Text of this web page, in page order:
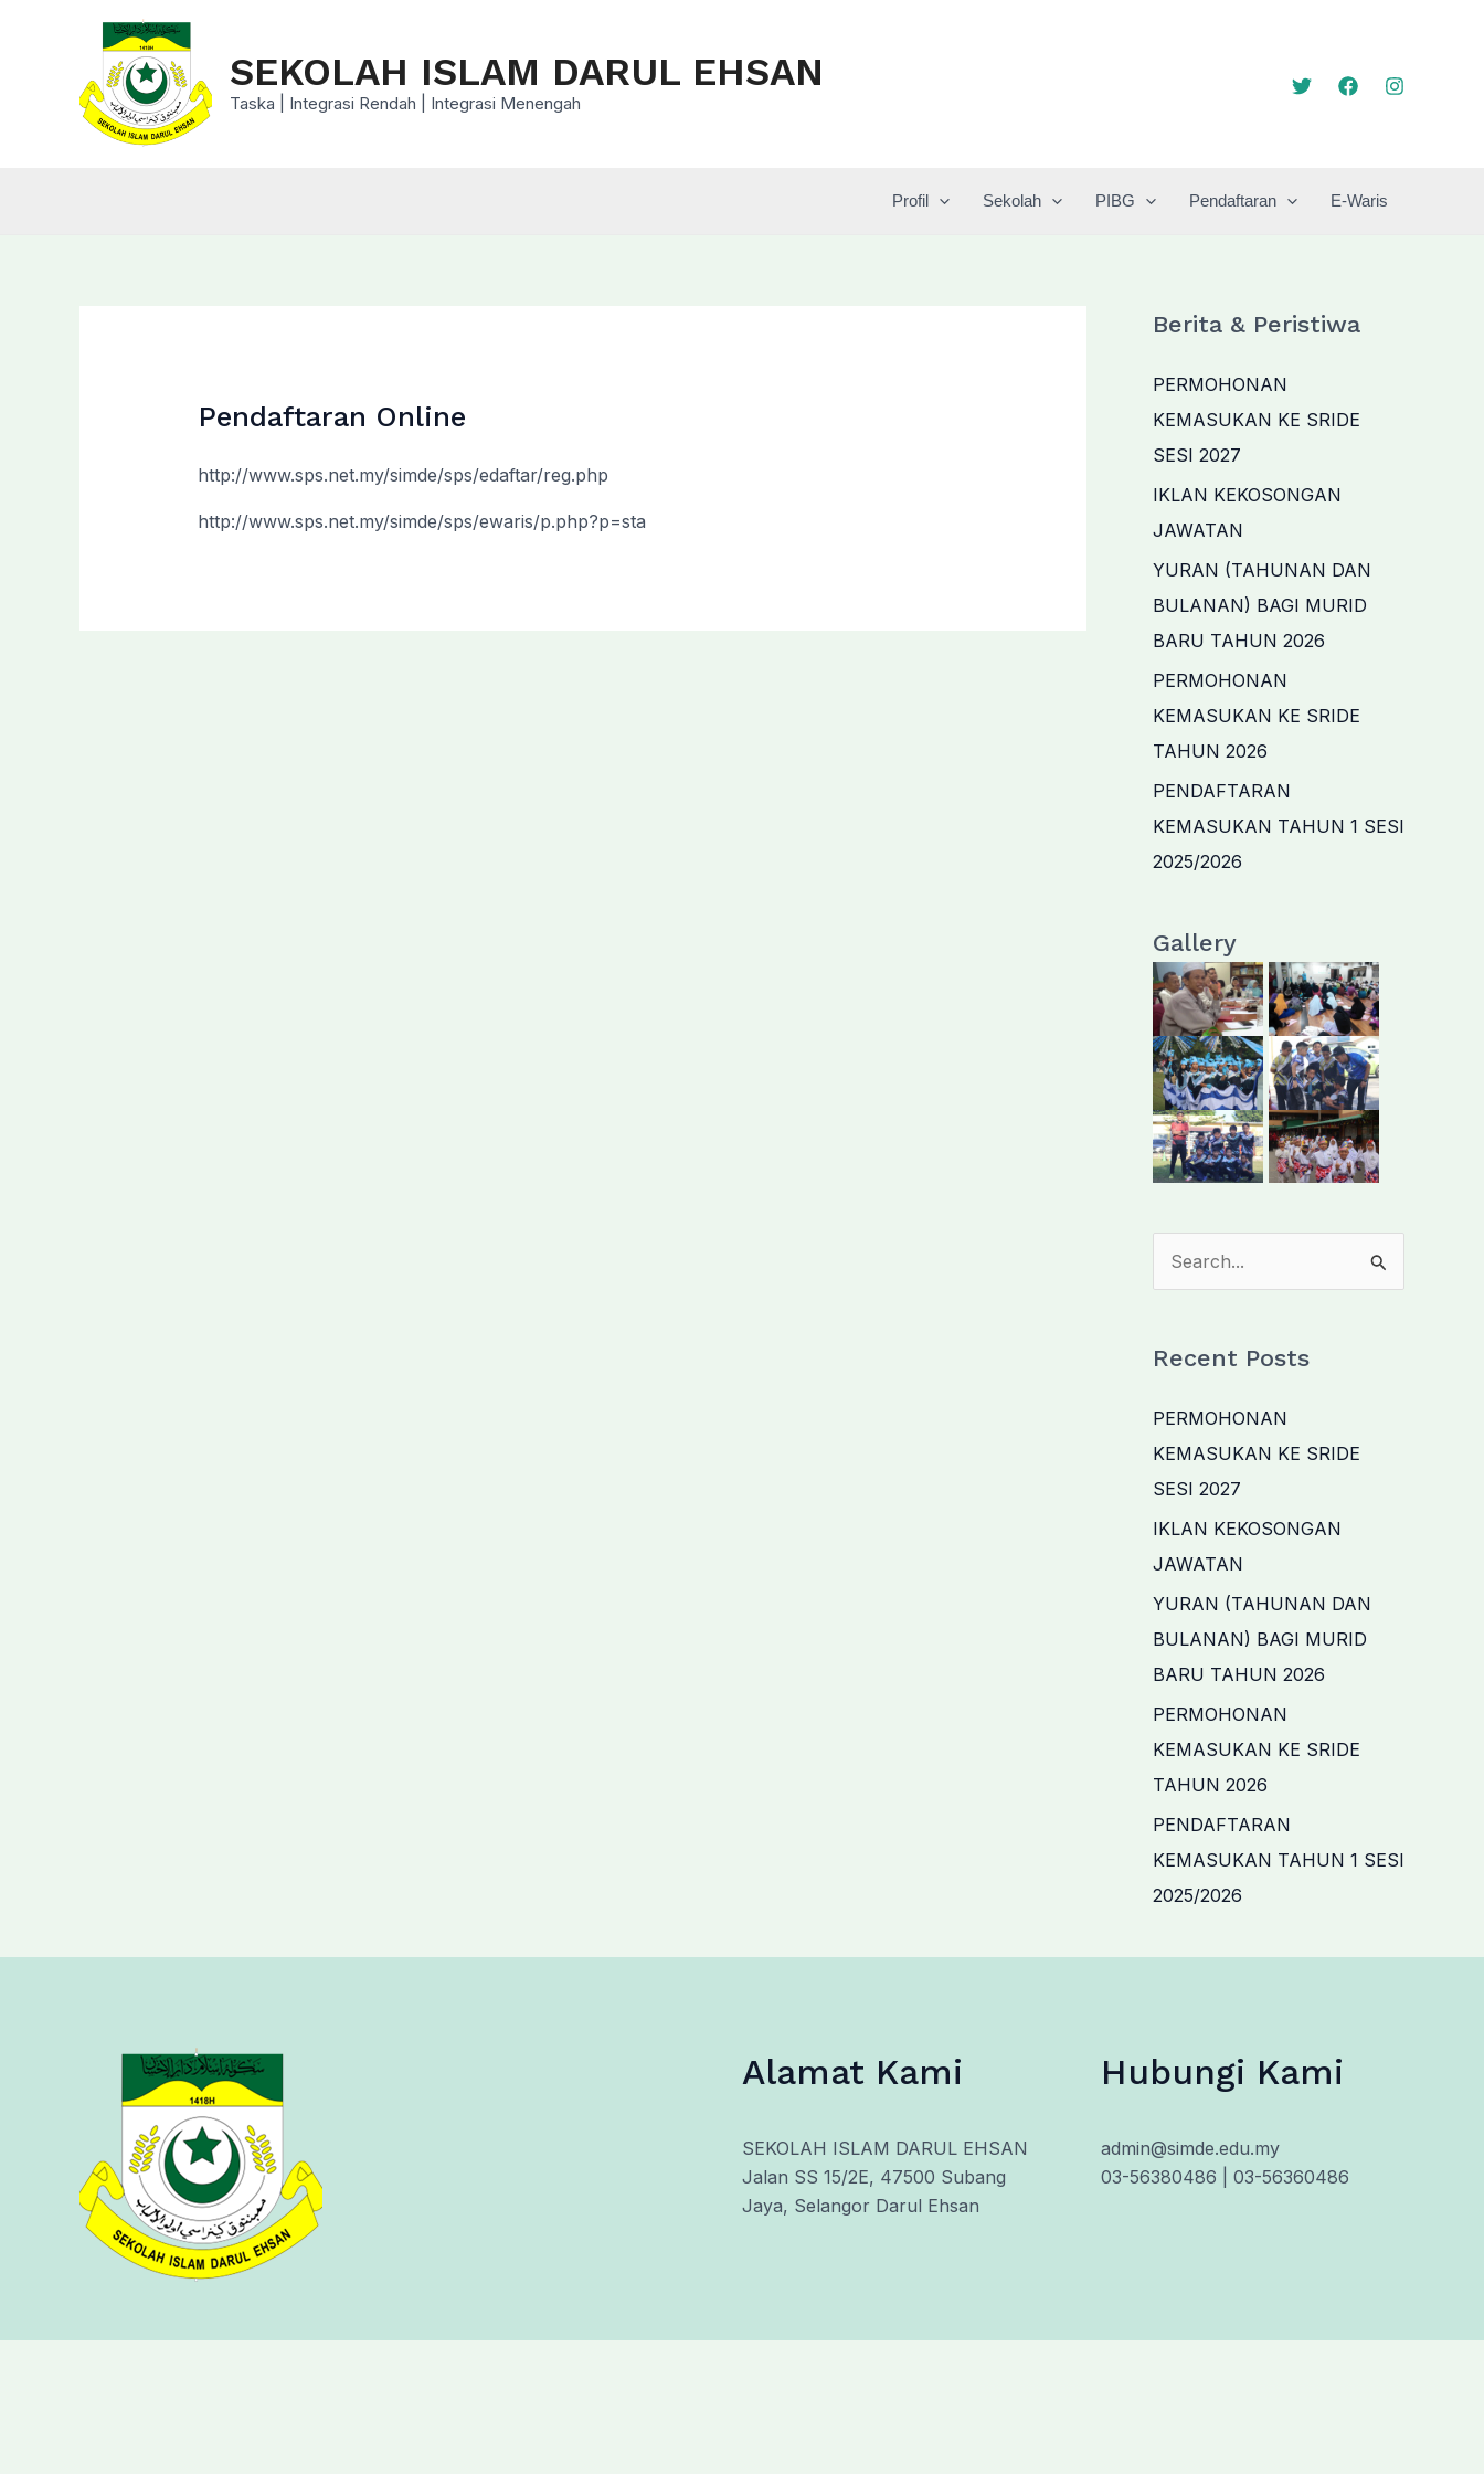
SEKOLAH ISLAM DARUL EHSAN
Taska | Integrasi Rendah | Integrasi Menengah
Profil Sekolah PIBG Pendaftaran E-Waris
Pendaftaran Online
http://www.sps.net.my/simde/sps/edaftar/reg.php
http://www.sps.net.my/simde/sps/ewaris/p.php?p=sta
Berita & Peristiwa
PERMOHONAN
KEMASUKAN KE SRIDE
SESI 2027
IKLAN KEKOSONGAN
JAWATAN
YURAN (TAHUNAN DAN
BULANAN) BAGI MURID
BARU TAHUN 2026
PERMOHONAN
KEMASUKAN KE SRIDE
TAHUN 2026
PENDAFTARAN
KEMASUKAN TAHUN 1 SESI
2025/2026
Gallery
e
r
h
f
o
r
:
Recent Posts
PERMOHONAN
KEMASUKAN KE SRIDE
SESI 2027
IKLAN KEKOSONGAN
JAWATAN
YURAN (TAHUNAN DAN
BULANAN) BAGI MURID
BARU TAHUN 2026
PERMOHONAN
KEMASUKAN KE SRIDE
TAHUN 2026
PENDAFTARAN
KEMASUKAN TAHUN 1 SESI
2025/2026
Alamat Kami
SEKOLAH ISLAM DARUL EHSAN
Jalan SS 15/2E, 47500 Subang
Jaya, Selangor Darul Ehsan
Hubungi Kami
admin@simde.edu.my
03-56380486 | 03-56360486